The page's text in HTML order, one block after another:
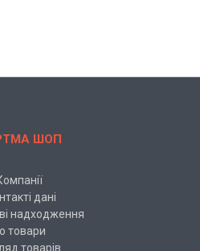
ШОП
дані
надходження
товари
товарів